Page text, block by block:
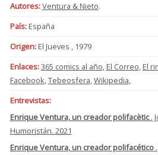
Autores:Ventura & Nieto.
País:España
Origen:El Jueves , 1979
Enlaces:365 comics al año, El Correo, El
Facebook,Tebeosfera,Wikipedia,
Entrevistas:
Enrique Ventura, un creador polifacètic.
Humoristán. 2021
Enrique Ventura, un creador polifacético